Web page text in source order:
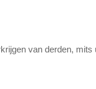
van derden,